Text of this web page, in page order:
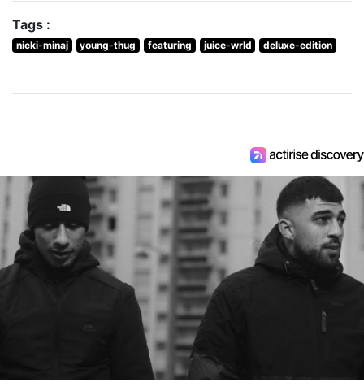
Tags :
nicki-minaj young-thug featuring juice-wrld deluxe-edition